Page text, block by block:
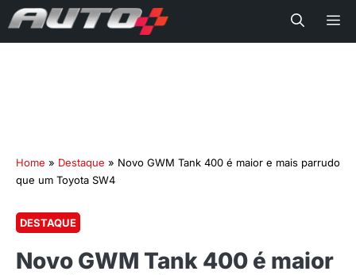
Home » Destaque » Novo GWM Tank 400 é maior e mais parrudo
que um Toyota SW4
DESTAQUE
Novo GWM Tank 400 é maior